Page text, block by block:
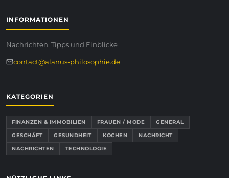
INFORMATIONEN
Nachrichten, Tipps und Einblicke
contact@alanus-philosophie.de
KATEGORIEN
FINANZEN & IMMOBILIEN FRAUEN / MODE
GENERAL
GESCHÄFT
GESUNDHEIT KOCHEN
NACHRICHT
NACHRICHTEN
TECHNOLOGIE